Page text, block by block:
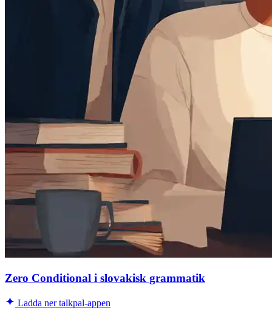
Zero Conditional i slovakisk grammatik
Ladda ner talkpal-appen